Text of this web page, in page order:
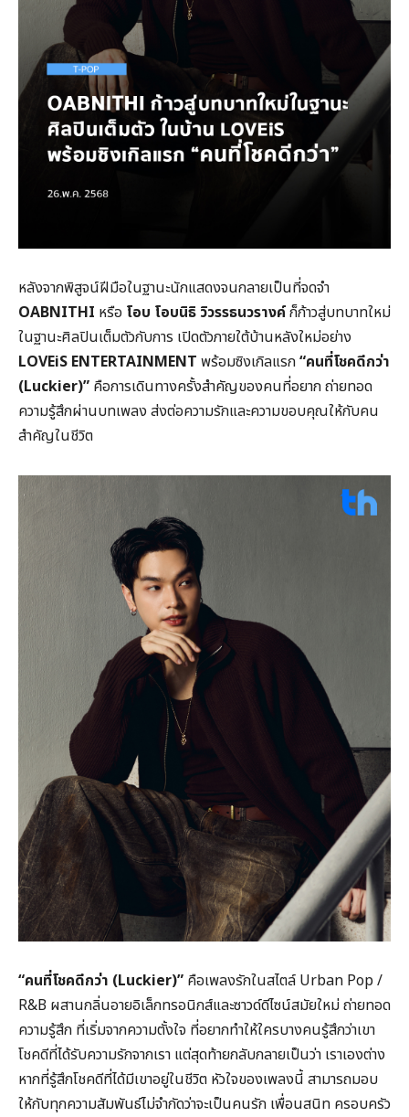
หลังจากพิสูจน์ฝีมือในฐานะนักแสดงจนกลายเป็นที่จดจำ
OABNITHI หรือ โอบ โอบนิธิ วิวรรธนวรางค์ก็ก้าวสู่บทบาทใหม่
ในฐานะศิลปินเต็มตัวกับการ เปิดตัวภายใต้บ้านหลังใหม่อย่าง
LOVEiS ENTERTAINMENT พร้อมซิงเกิลแรก“คนที่โชคดีกว่า
(Luckier)” คือการเดินทางครั้งสำคัญของคนที่อยาก ถ่ายทอด
ความรู้สึกผ่านบทเพลง ส่งต่อความรักและความขอบคุณให้กับคน
สำคัญในชีวิต
“คนที่โชคดีกว่า (Luckier)” คือเพลงรักในสไตล์ Urban Pop /
R&B ผสานกลิ่นอายอิเล็กทรอนิกส์และซาวด์ดีไซน์สมัยใหม่ ถ่ายทอด
ความรู้สึก ที่เริ่มจากความตั้งใจ ที่อยากทำให้ใครบางคนรู้สึกว่าเขา
โชคดีที่ได้รับความรักจากเรา แต่สุดท้ายกลับกลายเป็นว่า เราเองต่าง
หากที่รู้สึกโชคดีที่ได้มีเขาอยู่ในชีวิต หัวใจของเพลงนี้ สามารถมอบ
ให้กับทุกความสัมพันธ์ไม่จำกัดว่าจะเป็นคนรัก เพื่อนสนิท ครอบครัว